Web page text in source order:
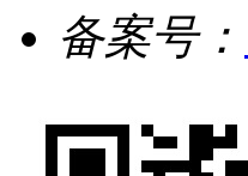
备案号：